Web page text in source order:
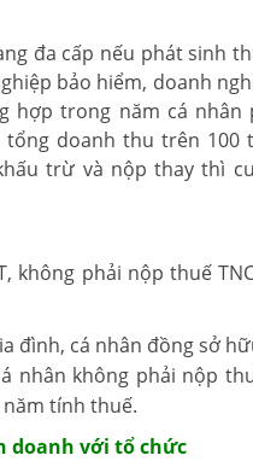
đa cấp nếu phát sinh
bảo hiểm, doanh
trong năm cá nhân
doanh thu trên 100
trừ và nộp thay thì
không phải nộp thuế
đình, cá nhân đồng sở
không phải nộp
tính thuế.
doanh với tổ chức